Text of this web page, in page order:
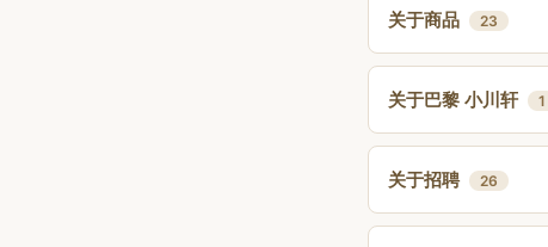
关于商品 23
关于巴黎 小川轩 1
关于招聘 26